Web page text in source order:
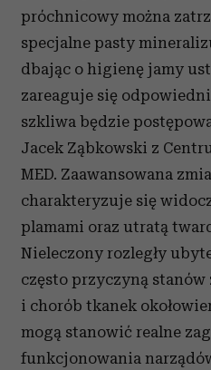
próchnicowy można
specjalne pasty
dbając o higienę jamy
zareaguje się
szkliwa będzie
Jacek Ząbkowski z
MED. Zaawansowana
charakteryzuje się
plamami oraz utratą
Nieleczony rozległy
często przyczyną
i chorób tkanek
mogą stanowić realne
funkcjonowania